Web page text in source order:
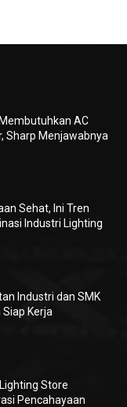
AC
Sharp Menjawabnya
Sehat, Ini Tren
Industri Lighting
Industri dan SMK
Kerja
Store
Pencahayaan